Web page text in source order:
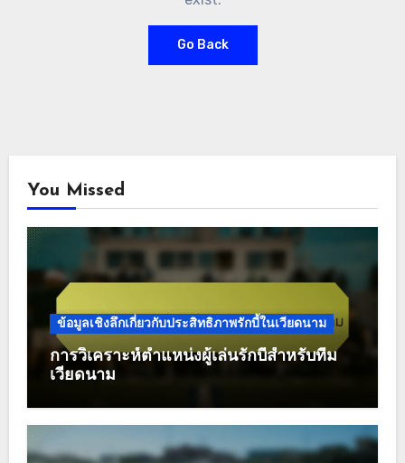
Go Back
You Missed
ข้อมูลเชิงลึกเกี่ยวกับประสิทธิภาพรักบี้ในเวียดนาม
การวิเคราะห์ตำแหน่งผู้เล่นรักบี้สำหรับทีม
เวียดนาม